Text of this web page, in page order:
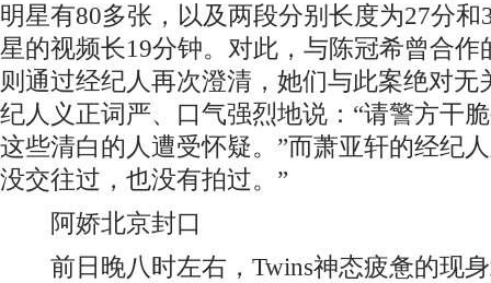
明星有80多张，以及两段分别长度为27分
星的视频长19分钟。对此，与陈冠希曾合作
则通过经纪人再次澄清，她们与此案绝对无
纪人义正词严、口气强烈地说：“请警方干
这些清白的人遭受怀疑。”而萧亚轩的经纪
没交往过，也没有拍过。”
阿娇北京封口
前日晚八时左右，Twins神态疲惫的现身